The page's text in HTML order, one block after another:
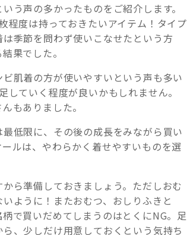
う声の多かったものをご紹介します。
程度は持っておきたいアイテム！タイプ
季節を問わず使いこなせたという方
果でした。
肌着の方が使いやすいという声も多い
ていく程度が良いかもしれません。
もありました。
低限に、その後の成長をみながら買い
ルは、やわらかく着せやすいものを選
ら準備しておきましょう。ただしおむ
ように！またおむつ、おしりふきと
で買いだめてしまうのはとくにNG。足
、少しだけ用意しておくという気持ち